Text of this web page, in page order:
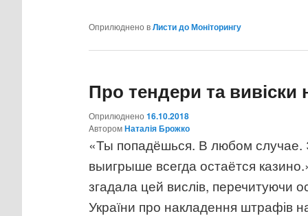
Оприлюднено вЛисти до Моніторингу
Про тендери та вивіски
Оприлюднено16.10.2018
AвторомНаталія Брожко
«Ты попадёшься. В любом случае.
выигрыше всегда остаётся
згадала цей вислів, перечитуючи
України про накладення штрафів